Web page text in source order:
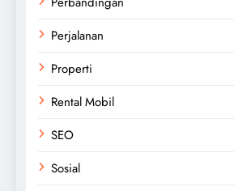
Perjalanan
Properti
Rental Mobil
SEO
Sosial